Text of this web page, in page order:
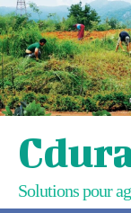
Solutions pour